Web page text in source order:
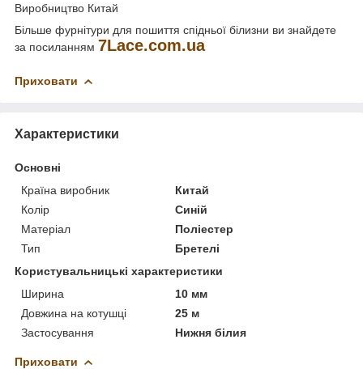
Виробництво Китай
Більше фурнітури для пошиття спідньої білизни ви знайдете
за посиланням 7Lace.com.ua
Приховати
Характеристики
Основні
Країна виробник
Китай
Колір
Синій
Матеріал
Поліестер
Тип
Бретелі
Користувальницькі характеристики
Ширина
10 мм
Довжина на котушці
25 м
Застосування
Нижня білия
Приховати